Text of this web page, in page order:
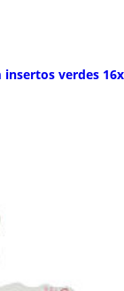
verdes